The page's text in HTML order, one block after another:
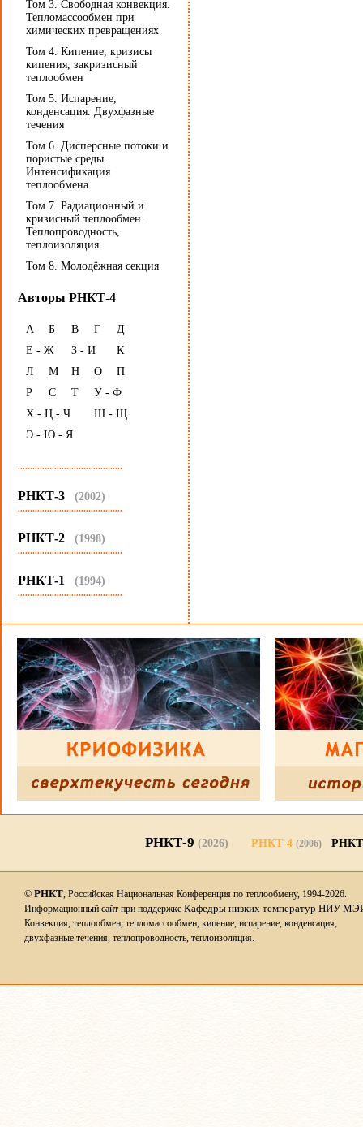
Том 3. Свободная конвекция.
Тепломассообмен при
химических превращениях
Том 4. Кипение, кризисы
кипения, закризисный
теплообмен
Том 5. Испарение,
конденсация. Двухфазные
течения
Том 6. Дисперсные потоки и
пористые среды.
Интенсификация
теплообмена
Том 7. Радиационный и
кризисный теплообмен.
Теплопроводность,
теплоизоляция
Том 8. Молодёжная секция
Авторы РНКТ-4
А Б В Г
Д
Е - Ж
З - И
К
Л
М Н О
П
Р
С Т
У - Ф
Х - Ц - Ч
Ш - Щ
Э - Ю - Я
...........................................
РНКТ-3 (2002)
...........................................
РНКТ-2 (1998)
...........................................
РНКТ-1 (1994)
...........................................
РНКТ-9 (2026) РНКТ-4 (2006)
© РНКТ, Российская Национальная Конференция по теплообмену, 1994-2026.
Информационный сайт при поддержке Кафедры низких температур НИУ
Конвекция, теплообмен, тепломассообмен, кипение, испарение, конденсация,
двухфазные течения, теплопроводность, теплоизоляция.